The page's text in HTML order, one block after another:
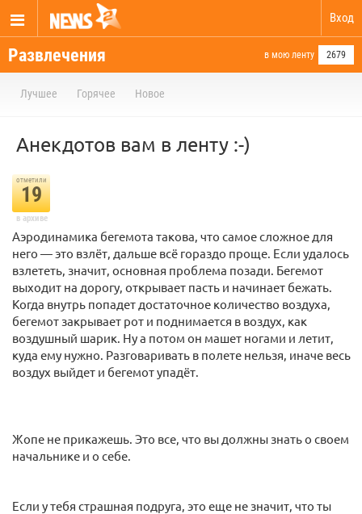
Вход
Развлечения в мою ленту 2679
Лучшее Горячее Новое
Анекдотов вам в ленту :-)
отметили
19
в архиве
Аэродинамика бегемота такова, что самое сложное для
него — это взлёт, дальше всё гораздо проще. Если удалось
взлететь, значит, основная проблема позади. Бегемот
выходит на дорогу, открывает пасть и начинает бежать.
Когда внутрь попадет достаточное количество воздуха,
бегемот закрывает рот и поднимается в воздух, как
воздушный шарик. Ну а потом он машет ногами и летит,
куда ему нужно. Разговаривать в полете нельзя, иначе весь
воздух выйдет и бегемот упадёт.
Жопе не прикажешь. Это все, что вы должны знать о своем
начальнике и о себе.
Если у тебя страшная подруга, это еще не значит, что ты